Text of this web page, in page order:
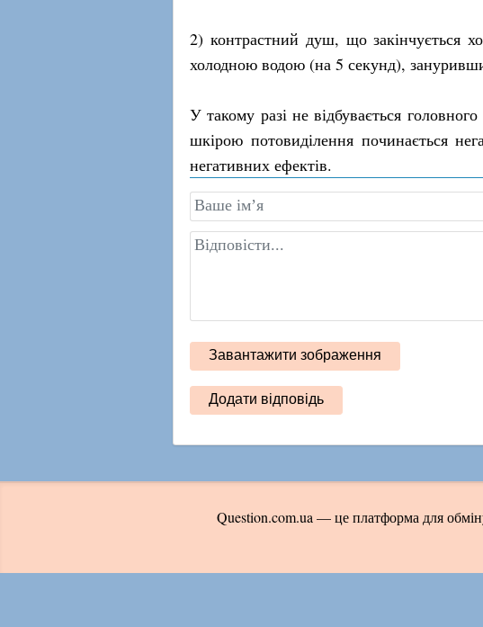
2) контрастний душ, що закінчується
холодною водою (на 5 секунд),
У такому разі не відбувається
шкірою потовиділення починається
негативних ефектів.
Question.com.ua — це платформа для